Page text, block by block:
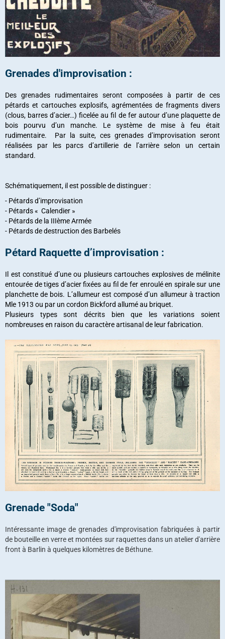
Grenades d'improvisation :
Des grenades rudimentaires seront composées à partir de ces
pétards et cartouches explosifs, agrémentées de fragments divers
(clous, barres d’acier…) ficelée au fil de fer autour d’une plaquette de
bois pourvu d’un manche. Le système de mise à feu était
rudimentaire. Par la suite, ces grenades d’improvisation seront
réalisées par les parcs d’artillerie de l’arrière selon un certain
standard.
Schématiquement, il est possible de distinguer :
- Pétards d’improvisation
- Pétards « Calendier »
- Pétards de la IIIème Armée
- Pétards de destruction des Barbelés
Pétard Raquette d’improvisation :
Il est constitué d’une ou plusieurs cartouches explosives de mélinite
entourée de tiges d’acier fixées au fil de fer enroulé en spirale sur une
planchette de bois. L’allumeur est composé d’un allumeur à traction
Mle 1913 ou par un cordon Bickford allumé au briquet.
Plusieurs types sont décrits bien que les variations soient
nombreuses en raison du caractère artisanal de leur fabrication.
Grenade "Soda"
Intéressante image de grenades d'improvisation fabriquées à partir
de bouteille en verre et montées sur raquettes dans un atelier d'arrière
front à Barlin à quelques kilomètres de Béthune.